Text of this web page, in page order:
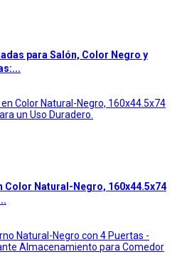
para Salón, Color Negro y
Color Natural-Negro, 160x44.5x74